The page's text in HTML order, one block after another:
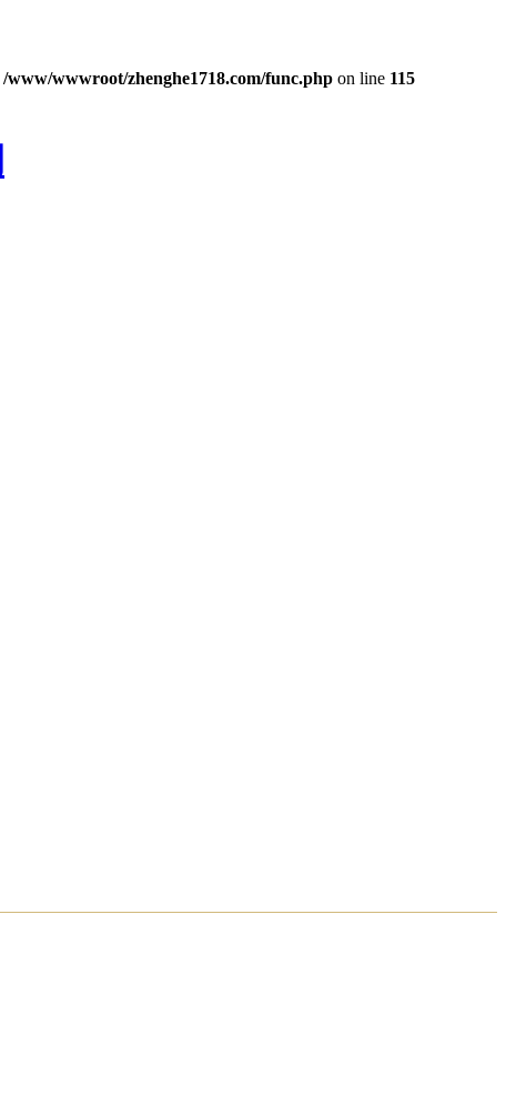
/www/wwwroot/zhenghe1718.com/func.php on line 115